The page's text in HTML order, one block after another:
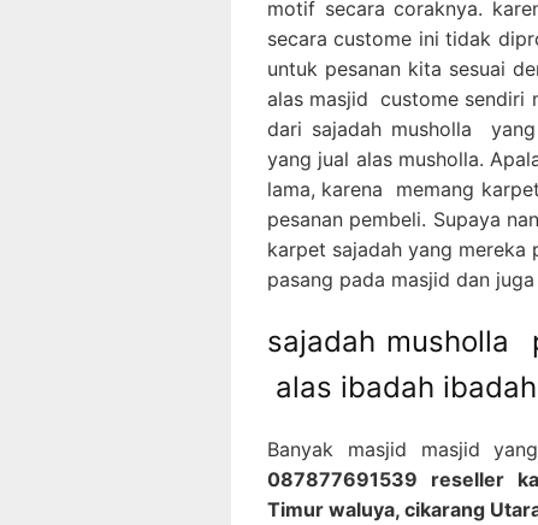
motif secara coraknya.
secara custome ini tidak
untuk pesanan kita sesuai
alas masjid custome sendiri
dari sajadah musholla
yang jual alas musholla.
lama, karena memang
pesanan pembeli. Supaya
karpet sajadah yang mereka
pasang pada masjid dan
sajadah musholla
alas ibadah ibadah
Banyak masjid masjid
087877691539 reseller
Timur waluya, cikarang